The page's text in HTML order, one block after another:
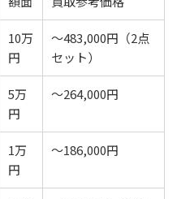
10万
円
～483,000円（2点
セット）
5万
円
～264,000円
1万
円
～186,000円